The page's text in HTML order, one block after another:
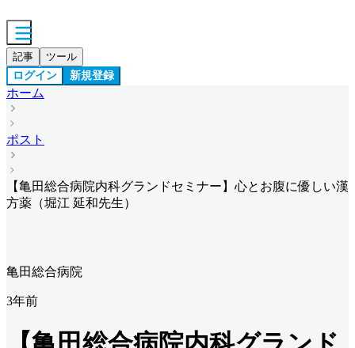
記事 ツール
ログイン 新規登録
ホーム
ポスト
【亀田総合病院内科グランドセミナー】心とお腹に優しい漢
方薬（堀江 延和先生）
亀田総合病院
3年前